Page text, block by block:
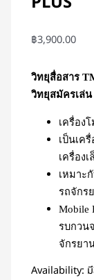
฿3,900.00
วิทยุสื่อสาร
วิทยุสมัครเล่น
เครื่อง
เป็นเค
เครื่อง
เหมาะ
รถจักร
Mobile
รบกวน
จักรยา
Availability: